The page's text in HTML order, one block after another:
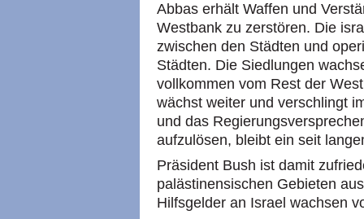
Abbas erhält Waffen und
Westbank zu zerstören. Die
zwischen den Städten und
Städten. Die Siedlungen
vollkommen vom Rest der
wächst weiter und verschlingt
und das
aufzulösen, bleibt ein seit
Präsident Bush ist damit
palästinensischen Gebieten
Hilfsgelder an Israel wachsen